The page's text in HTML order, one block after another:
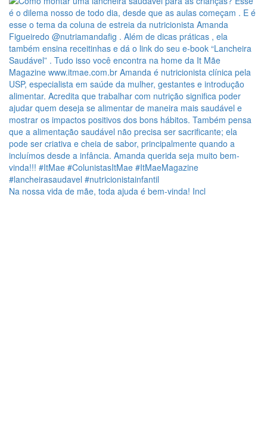
Na nossa vida de mãe, toda ajuda é bem-vinda! Incl